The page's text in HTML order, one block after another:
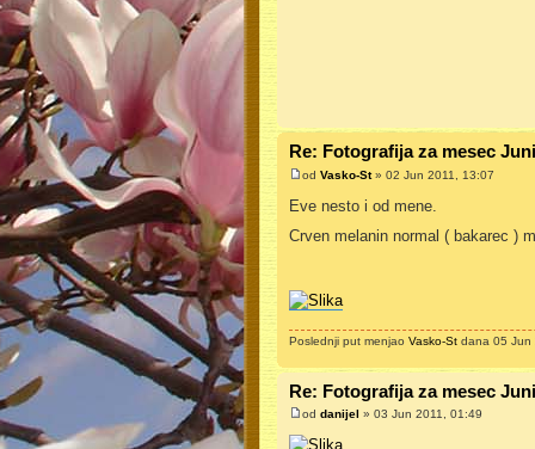
Re: Fotografija za mesec Juni
od Vasko-St» 02 Jun 2011, 13:07
Eve nesto i od mene.
Crven melanin normal ( bakarec )
Poslednji put menjao Vasko-Stdana 05 Jun
Re: Fotografija za mesec Juni
od danijel » 03 Jun 2011, 01:49